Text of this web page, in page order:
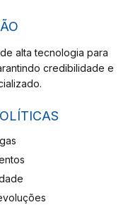
alta tecnologia para
credibilidade e